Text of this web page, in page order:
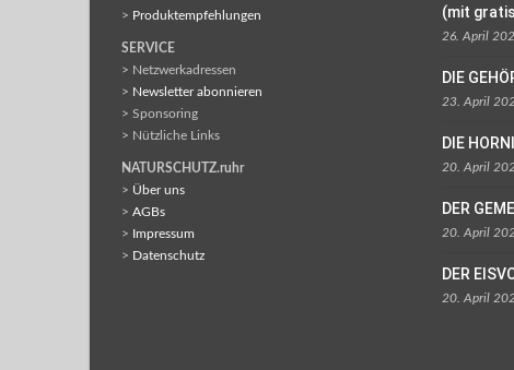
> Produktempfehlungen
SERVICE
> Netzwerkadressen
> Newsletter abonnieren
> Sponsoring
> Nützliche Links
NATURSCHUTZ.ruhr
> Über uns
> AGBs
> Impressum
> Datenschutz
(mit
26. April
DIE
23. April
DIE
20. April
DER
20. April
DER
20. April